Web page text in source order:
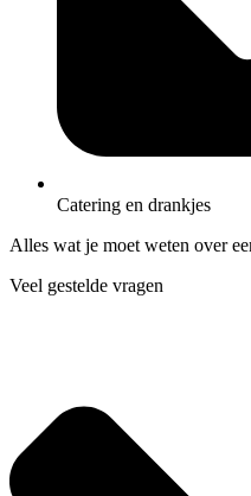
Catering en drankjes
Alles wat je moet weten over
Veel gestelde vragen